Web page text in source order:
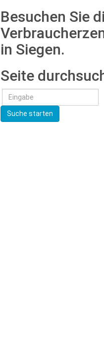
Besuchen Sie
in Siegen.
Seite
Suche starten